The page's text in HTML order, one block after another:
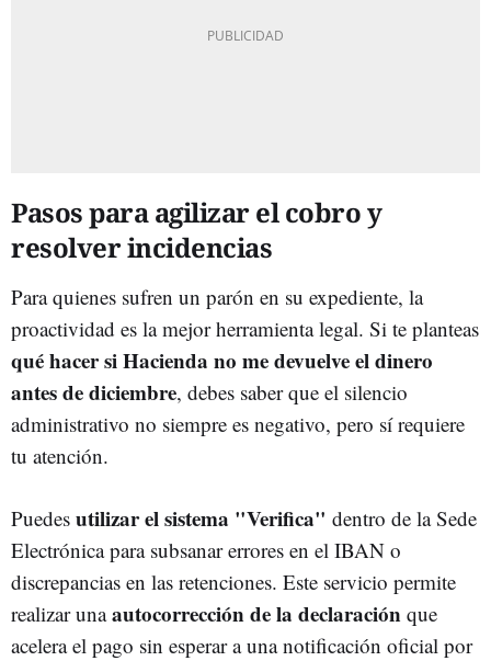
Pasos para agilizar el cobro y
resolver incidencias
Para quienes sufren un parón en su expediente, la
proactividad es la mejor herramienta legal. Si te planteas
qué hacer si Hacienda no me devuelve el dinero
antes de diciembre, debes saber que el silencio
administrativo no siempre es negativo, pero sí requiere
tu atención.
Puedes utilizar el sistema "Verifica" dentro de la Sede
Electrónica para subsanar errores en el IBAN o
discrepancias en las retenciones. Este servicio permite
realizar unaautocorrección de la declaración que
acelera el pago sin esperar a una notificación oficial por